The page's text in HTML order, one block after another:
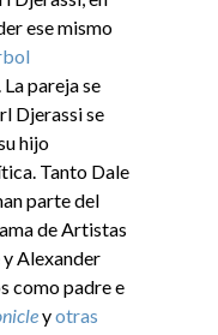
ese mismo
La pareja se
Djerassi se
hijo
Tanto Dale
parte del
de Artistas
y Alexander
como padre e
yotras